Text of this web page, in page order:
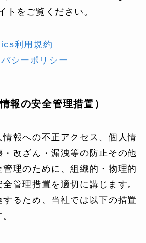
トをご覧ください。
利用規約
シーポリシー
報の安全管理措置）
情報への不正アクセス、個人情
・改ざん・漏洩等の防止その他
理のために、組織的・物理的
管理措置を適切に講じます。
するため、当社では以下の措置